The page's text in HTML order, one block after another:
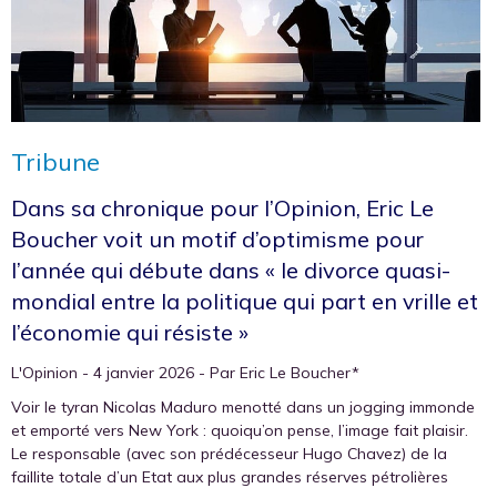
Tribune
Dans sa chronique pour l’Opinion, Eric Le
Boucher voit un motif d’optimisme pour
l’année qui débute dans « le divorce quasi-
mondial entre la politique qui part en vrille et
l’économie qui résiste »
L'Opinion - 4 janvier 2026 - Par Eric Le Boucher*
Voir le tyran Nicolas Maduro menotté dans un jogging immonde
et emporté vers New York : quoiqu’on pense, l’image fait plaisir.
Le responsable (avec son prédécesseur Hugo Chavez) de la
faillite totale d’un Etat aux plus grandes réserves pétrolières